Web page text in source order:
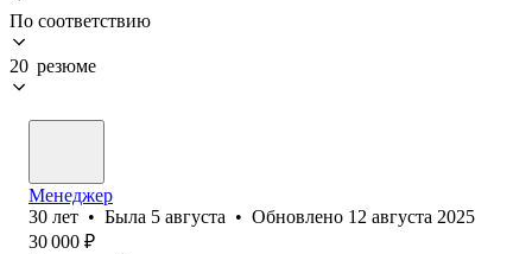
По соответствию
20 резюме
Менеджер
30 лет • Была 5 августа • Обновлено 12 августа 2025
30 000 ₽